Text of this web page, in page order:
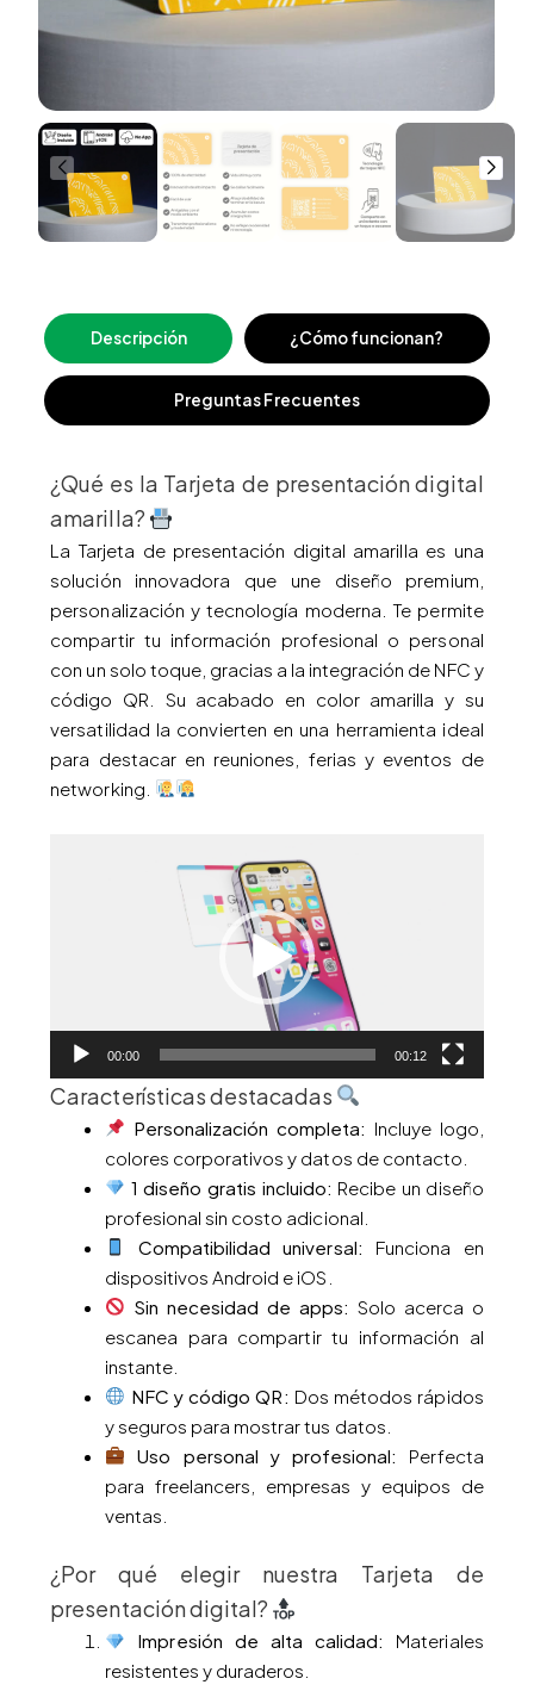
Descripción ¿Cómo funcionan?
Preguntas Frecuentes
¿Qué es la Tarjeta de presentación digital
amarilla?
La Tarjeta de presentación digital amarilla es una
solución innovadora que une diseño premium,
personalización y tecnología moderna. Te permite
compartir tu información profesional o personal
con un solo toque, gracias a la integración de NFC y
código QR. Su acabado en color amarilla y su
versatilidad la convierten en una herramienta ideal
para destacar en reuniones, ferias y eventos de
networking.
00:00 00:12
Características destacadas
Personalización completa: Incluye logo,
colores corporativos y datos de contacto.
1 diseño gratis incluido: Recibe un diseño
profesional sin costo adicional.
Compatibilidad universal: Funciona en
dispositivos Android e iOS.
Sin necesidad de apps: Solo acerca o
escanea para compartir tu información al
instante.
NFC y código QR: Dos métodos rápidos
y seguros para mostrar tus datos.
Uso personal y profesional:
Perfecta
para freelancers, empresas y equipos de
ventas.
¿Por qué elegir nuestra Tarjeta de
presentación digital?
Impresión de alta calidad:
Materiales
resistentes y duraderos.